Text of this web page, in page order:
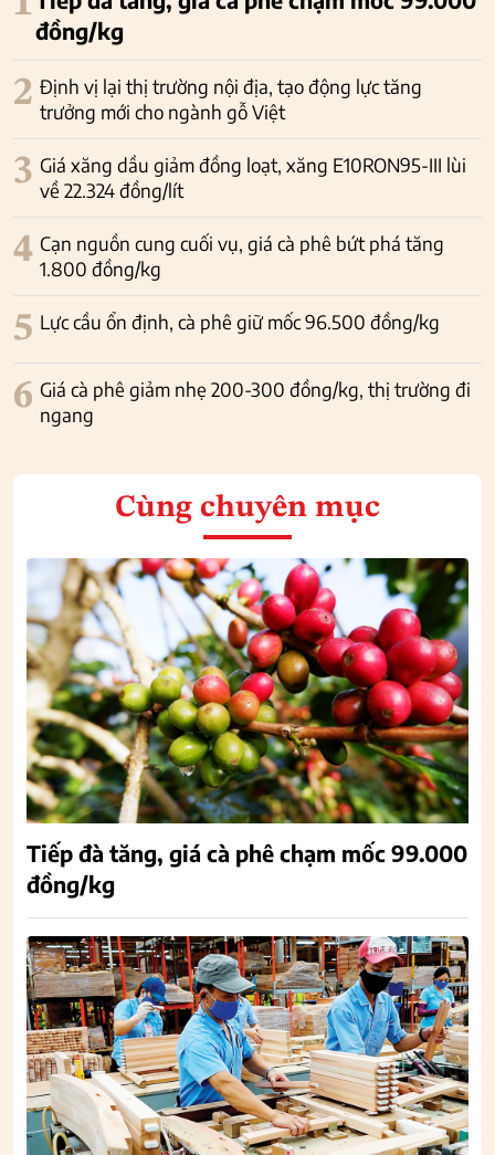
đồng/kg
2 Định vị lại thị trường nội địa, tạo động lực tăng
trưởng mới cho ngành gỗ Việt
3 Giá xăng dầu giảm đồng loạt, xăng E10RON95-III lùi
về 22.324 đồng/lít
4 Cạn nguồn cung cuối vụ, giá cà phê bứt phá tăng
1.800 đồng/kg
5 Lực cầu ổn định, cà phê giữ mốc 96.500 đồng/kg
6 Giá cà phê giảm nhẹ 200-300 đồng/kg, thị trường đi
ngang
Cùng chuyên mục
Tiếp đà tăng, giá cà phê chạm mốc 99.000
đồng/kg